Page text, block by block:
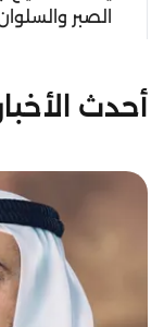
الصبر
أحدث الأخبار